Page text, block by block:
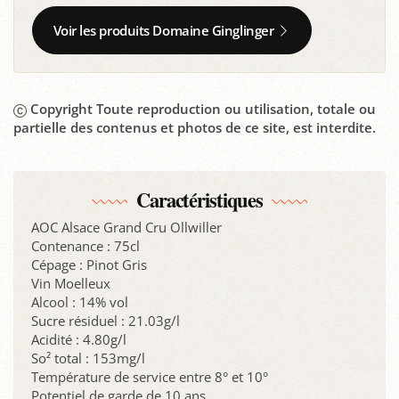
Voir les produits Domaine Ginglinger
Copyright Toute reproduction ou utilisation, totale ou
partielle des contenus et photos de ce site, est interdite.
Caractéristiques
AOC Alsace Grand Cru Ollwiller
Contenance : 75cl
Cépage : Pinot Gris
Vin Moelleux
Alcool : 14% vol
Sucre résiduel : 21.03g/l
Acidité : 4.80g/l
So² total : 153mg/l
Température de service entre 8° et 10°